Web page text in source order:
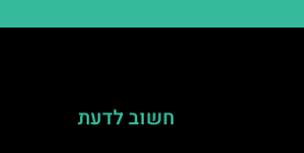
חשוב לדעת